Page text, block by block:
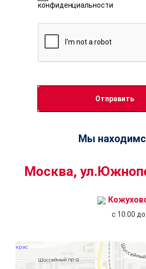
конфиденциальности
Мы
Москва,
с 10:00